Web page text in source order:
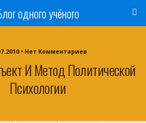
одного учёного
• Нет Комментариев
И Метод Политической
Психологии